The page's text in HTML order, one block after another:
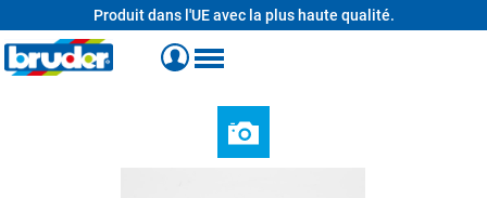
Produit dans l'UE avec la plus haute qualité.